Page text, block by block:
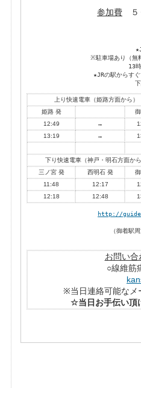
参加費 ５
※駐車場あり（無
13
★JRの駅からす
上り快速電車（姫路方面から）
姫路 発
12:49
→
13:19
→
下り快速電車（神戸・明石方面から
三ノ宮 発
西明石 発
11:48
12:17
12:18
12:48
http://
（御着駅
お問い合
○線維筋
※当日連絡可能なメ
☆当日お手伝い頂